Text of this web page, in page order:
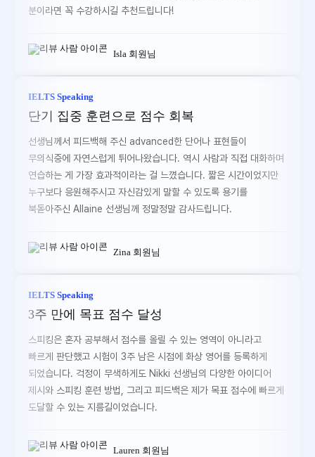
분이라면 꼭 수강하시길 추천드립니다!
Isla 회원님
IELTS Speaking
단기 집중 훈련으로 점수 회복
선생님께서 피드백해 주신 advanced한 단어나 표현들이
무의식중에 자연스럽게 튀어나왔습니다. 역시 사람과 직접 대화하며
연습하는 게 가장 효과적이라는 걸 느꼈습니다. 짧은 시간이었지만
누구보다 응원해주시고 자신감있게 말할 수 있도록 용기를
북돋아주신 Allaine 선생님께 정말정말 감사드립니다.
Zina 회원님
IELTS Speaking
3주 만에 목표 점수 달성
스피킹은 혼자 공부해서 점수를 올릴 수 있는 영역이 아니라고
빠르게 판단했고 시험이 3주 남은 시점에 화상 영어를 등록하게
되었습니다. 걱정이 무색하게도 Nikki 선생님의 다양한 아이디어
제시와 스피킹 훈련 방법, 그리고 피드백은 제가 목표 점수에 빠르게
도달할 수 있는 지름길이었습니다.
Lauren 회원님